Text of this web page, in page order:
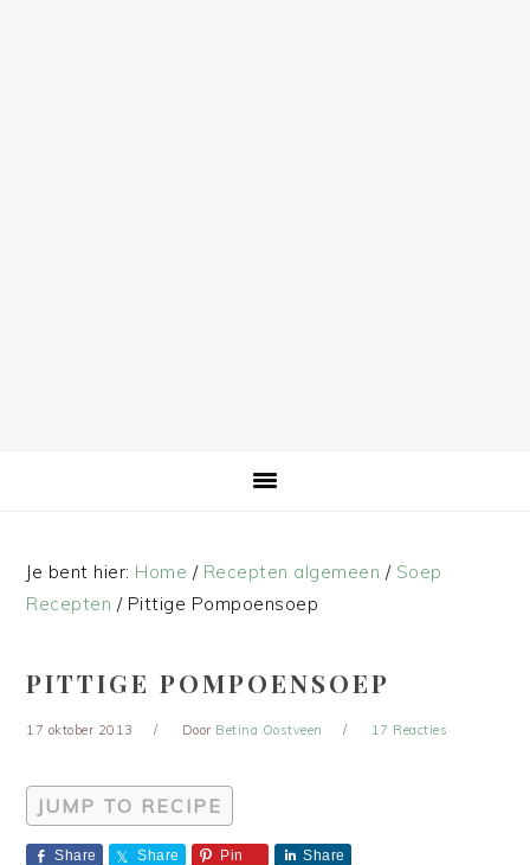
Je bent hier: Home / Recepten algemeen / Soep
Recepten /Pittige Pompoensoep
PITTIGE POMPOENSOEP
17 oktober 2013 Door Betina Oostveen 17 Reacties
JUMP TO RECIPE
Share Share Pin Share